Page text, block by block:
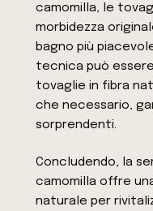
camomilla, le
morbidezza
bagno più
tecnica può
tovaglie in fibra
che necessario,
sorprendenti.
Concludendo, la
camomilla offre
naturale per